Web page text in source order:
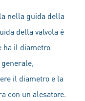
nella guida della
della valvola è
ha il diametro
il diametro e la
con un alesatore.